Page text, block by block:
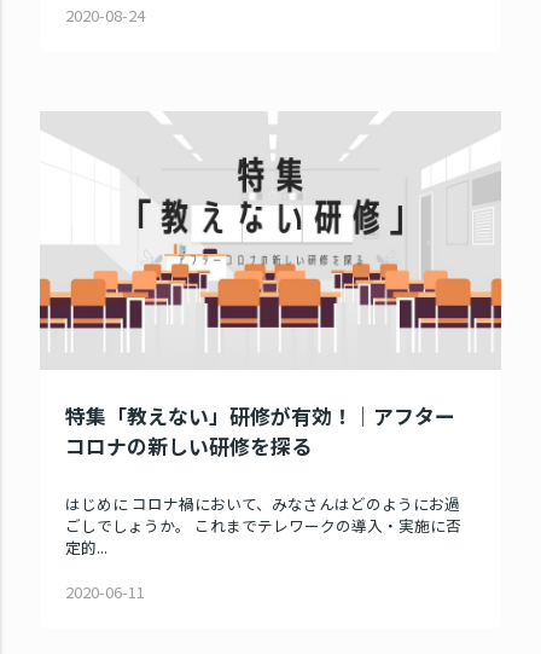
2020-08-24
特集「教えない」研修が有効！｜アフター
コロナの新しい研修を探る
はじめに コロナ禍において、みなさんはどのようにお過
ごしでしょうか。 これまでテレワークの導入・実施に否
定的...
2020-06-11